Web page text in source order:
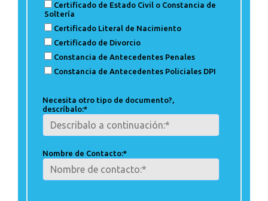
Certificado de Estado Civil o Constancia de
Soltería
Certificado Literal de Nacimiento
Certificado de Divorcio
Constancia de Antecedentes Penales
Constancia de Antecedentes Policiales DPI
Necesita otro tipo de documento?,
descríbalo:*
Nombre de Contacto:*